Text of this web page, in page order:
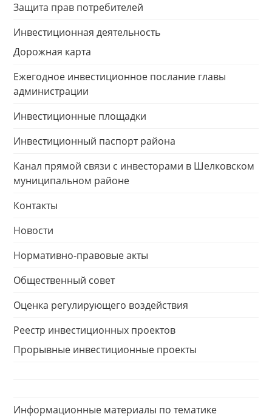
Защита прав потребителей
Инвестиционная деятельность
Дорожная карта
Ежегодное инвестиционное послание главы
администрации
Инвестиционные площадки
Инвестиционный паспорт района
Канал прямой связи с инвесторами в Шелковском
муниципальном районе
Контакты
Новости
Нормативно-правовые акты
Общественный совет
Оценка регулирующего воздействия
Реестр инвестиционных проектов
Прорывные инвестиционные проекты
Информационные материалы по тематике